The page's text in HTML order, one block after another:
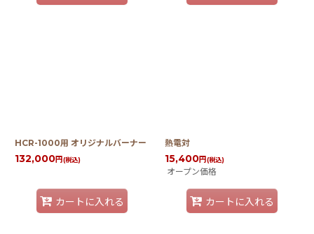
HCR-1000用 オリジナルバーナー
132,000円(税込)
カートに入れる
熱電対
15,400円(税込)
オープン価格
カートに入れる